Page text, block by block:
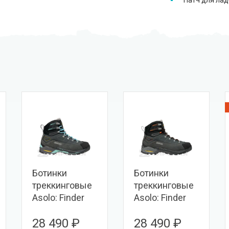
Ботинки
треккинговые
Asolo: Finder
28 490 ₽
Ботинки
треккинговые
Asolo: Finder
28 490 ₽